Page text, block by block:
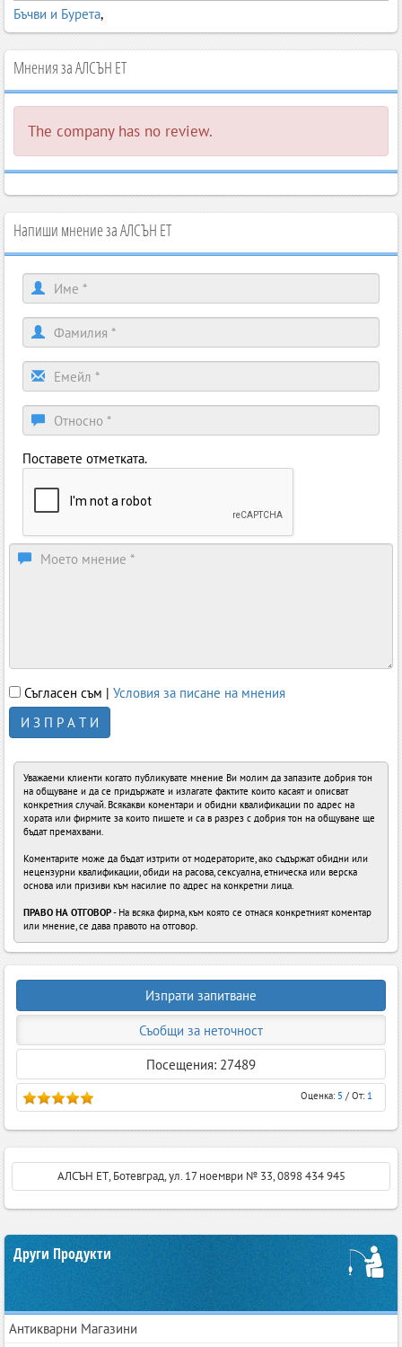
Бъчви и Бурета,
Мнения за АЛСЪН ЕТ
The company has no review.
Напиши мнение за АЛСЪН ЕТ
Поставете отметката.
Съгласен съм | Условия за писане на мнения
И З П Р А Т И
Уважаеми клиенти когато публикувате мнение Ви молим да запазите добрия тон
на общуване и да се придържате и излагате фактите които касаят и описват
конкретния случай. Всякакви коментари и обидни квалификации по адрес на
хората или фирмите за които пишете и са в разрез с добрия тон на общуване ще
бъдат премахвани.
Коментарите може да бъдат изтрити от модераторите, ако съдържат обидни или
нецензурни квалификации, обиди на расова, сексуална, етническа или верска
основа или призиви към насилие по адрес на конкретни лица.
ПРАВО НА ОТГОВОР- На всяка фирма, към която се отнася конкретният коментар
или мнение, се дава правото на отговор.
Изпрати запитване
Съобщи за неточност
Посещения: 27489
Оценка: 5 / От: 1
АЛСЪН ЕТ, Ботевград, ул. 17 ноември № 33, 0898 434 945
Други Продукти
Антикварни Магазини